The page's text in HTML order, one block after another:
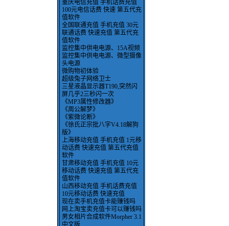
重庆电信充值 手机话费充值
100元电信话费 快速 第五代充
值软件
全国联通充值 手机充值 30元
联通话费 快速充值 第五代充
值软件
监控集中供电电源、15A视频
监控集中供电电源、微型摄像
头电源
微购物初体验
超级兔子网络卫士
三星液晶显示器T190,突然闪
屏几乎2三秒闪一次
《MP3属性修改器》
《周公解梦》
《紫微论断》
《徐氏正宗批八字V4.18解狗
版》
上海移动充值 手机充值 1元移
动话费 快速充值 第五代充值
软件
甘肃移动充值 手机充值 10元
移动话费 快速充值 第五代充
值软件
山西移动充值 手机话费充值
10元移动话费 快速充值
现在卖手机充值卡能赚钱吗
网上淘宝卖充值卡可以赚钱吗
男女相片合成软件Morpher 3.1
中文版